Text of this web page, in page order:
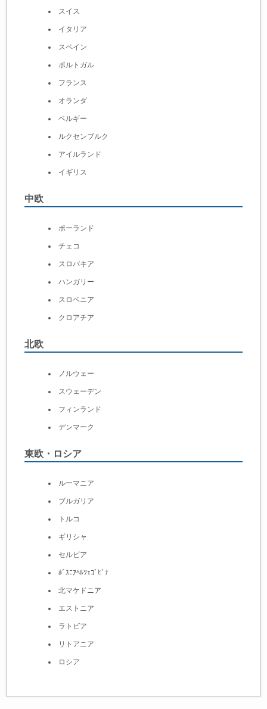
スイス
イタリア
スペイン
ポルトガル
フランス
オランダ
ベルギー
ルクセンブルク
アイルランド
イギリス
中欧
ポーランド
チェコ
スロバキア
ハンガリー
スロベニア
クロアチア
北欧
ノルウェー
スウェーデン
フィンランド
デンマーク
東欧・ロシア
ルーマニア
ブルガリア
トルコ
ギリシャ
セルビア
ﾎﾞｽﾆｱﾍﾙﾂｪｺﾞﾋﾞﾅ
北マケドニア
エストニア
ラトビア
リトアニア
ロシア